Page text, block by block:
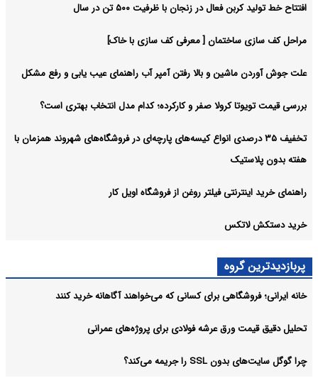
افتتاح خط تولید کربن فعال در زنجان با ظرفیت ۵۰۰ تن در سال
مراحل کف سازی ساختمان [ معرفی کف سازی با خاک]
علت جوش آوردن ماشین و بالا رفتن آمپر آب راهنمای عیب یابی و رفع مشکل
بررسی قیمت تویوتا کرولا صفر و کارکرده؛ کدام مدل انتخاب بهتری است؟
تخفیف ۳۵ درصدی انواع کیسه‌های پارچه‌ای در فروشگاه‌های شهروند همزمان با
هفته بدون پلاستیک
راهنمای خرید اینترنتی فیلتر روغن از فروشگاه اویل کار
خرید دستکش لاتکس
پربازدیدترین گروه
خانه ایرانی؛ فروشگاهی برای کسانی که می‌خواهند آگاهانه خرید کنند
تحلیل دقیق قیمت ورق عرشه فولادی برای پروژه‌های عمرانی
چرا گوگل سایت‌های بدون SSL را جریمه می‌کند؟